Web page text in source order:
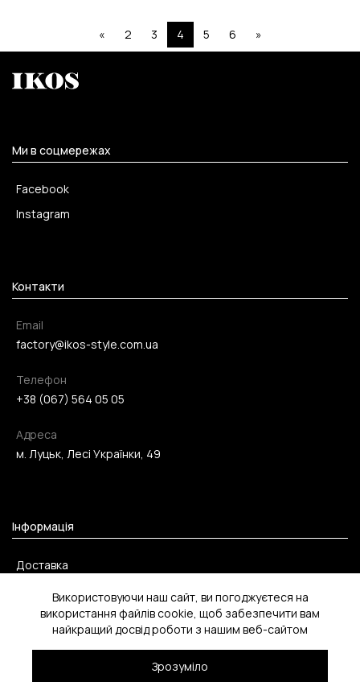
« 2 3 4 5 6 »
Ми в соцмережах
Facebook
Instagram
Контакти
Email
factory@ikos-style.com.ua
Телефон
+38 (067) 564 05 05
Адреса
м. Луцьк, Лесі Українки, 49
Інформація
Доставка
Повернення
Використовуючи наш сайт, ви погоджуєтеся на
використання файлів cookie, щоб забезпечити вам
найкращий досвід роботи з нашим веб-сайтом
Зрозуміло